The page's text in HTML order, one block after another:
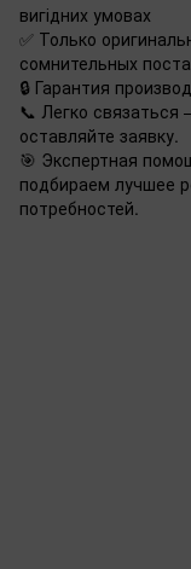
вигідних умовах
✅ Только
сомнительных
🔒 Гарантия
📞 Легко
оставляйте заявку.
🎯 Экспертная
подбираем лучшее
потребностей.